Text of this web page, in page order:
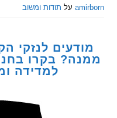
עלתודות ומשוב
לנזקי
בקרו בחנות
למדידה ומיגון